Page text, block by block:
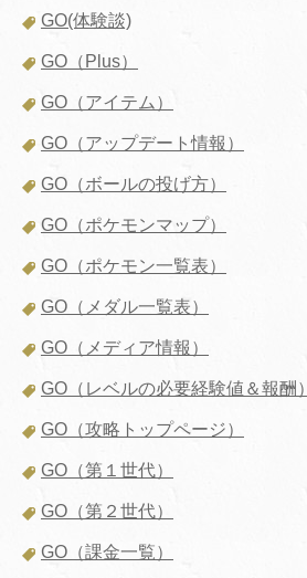
GO(体験談)
GO（Plus）
GO（アイテム）
GO（アップデート情報）
GO（ボールの投げ方）
GO（ポケモンマップ）
GO（ポケモン一覧表）
GO（メダル一覧表）
GO（メディア情報）
GO（レベルの必要経験値＆報酬）
GO（攻略トップページ）
GO（第１世代）
GO（第２世代）
GO（課金一覧）